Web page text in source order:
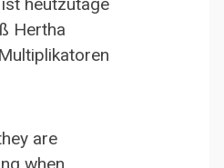
heutzutage
Hertha
are